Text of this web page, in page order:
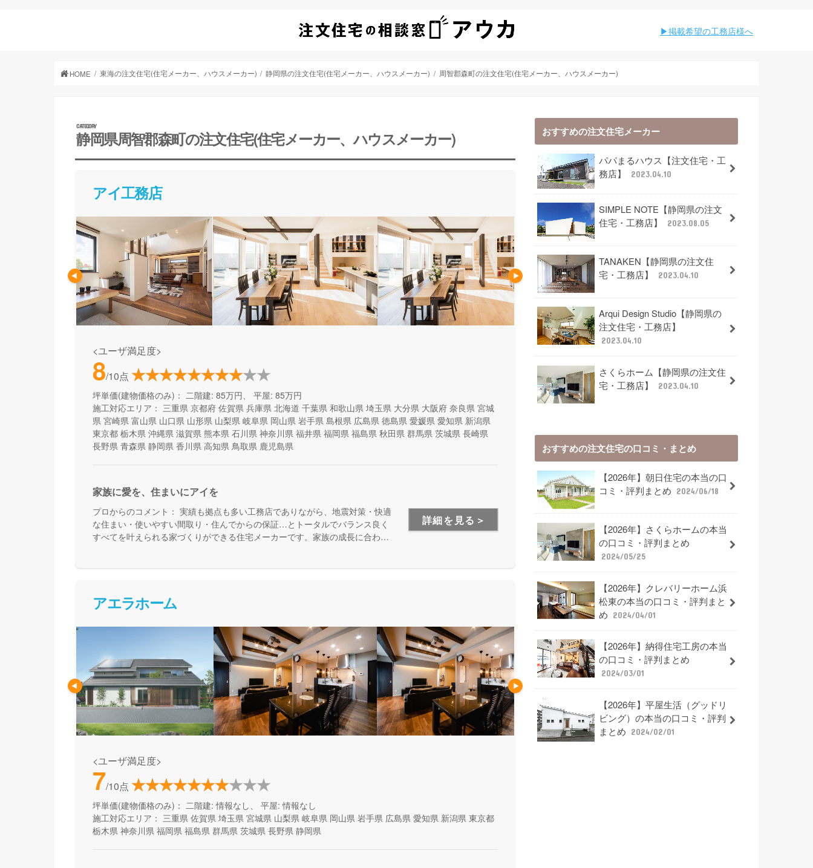
︎︎掲載希望の工務店様へ
HOME 東海の注文住宅(住宅メーカー、ハウスメーカー) 静岡県の注文住宅(住宅メーカー、ハウスメーカー) 周智郡森町の注文住宅(住宅メーカー、ハウスメーカー)
静岡県周智郡森町の注文住宅(住宅メーカー、ハウスメーカー)
アイ工務店
<ユーザ満足度>
8/10点
坪単価(建物価格のみ)： 二階建: 85万円、 平屋: 85万円
施工対応エリア： 三重県 京都府 佐賀県 兵庫県 北海道 千葉県 和歌山県 埼玉県 大分県 大阪府 奈良県 宮城
県 宮崎県 富山県 山口県 山形県 山梨県 岐阜県 岡山県 岩手県 島根県 広島県 徳島県 愛媛県 愛知県 新潟県
東京都 栃木県 沖縄県 滋賀県 熊本県 石川県 神奈川県 福井県 福岡県 福島県 秋田県 群馬県 茨城県 長崎県
長野県 青森県 静岡県 香川県 高知県 鳥取県 鹿児島県
家族に愛を、住まいにアイを
プロからのコメント： 実績も拠点も多い工務店でありながら、地震対策・快適
な住まい・使いやすい間取り・住んでからの保証…とトータルでバランス良く
すべてを叶えられる家づくりができる住宅メーカーです。家族の成長に合わせ
詳細を見る＞
アエラホーム
<ユーザ満足度>
7/10点
坪単価(建物価格のみ)： 二階建: 情報なし、 平屋: 情報なし
施工対応エリア： 三重県 佐賀県 埼玉県 宮城県 山梨県 岐阜県 岡山県 岩手県 広島県 愛知県 新潟県 東京都
栃木県 神奈川県 福岡県 福島県 群馬県 茨城県 長野県 静岡県
おすすめの注文住宅メーカー
パパまるハウス【注文住宅・工
務店】
2023.04.10
SIMPLE NOTE【静岡県の注文
住宅・工務店】
2023.08.05
TANAKEN【静岡県の注文住
宅・工務店】
2023.04.10
Arqui Design Studio【静岡県の
注文住宅・工務店】
2023.04.10
さくらホーム【静岡県の注文住
宅・工務店】
2023.04.10
おすすめの注文住宅の口コミ・まとめ
【2026年】朝日住宅の本当の口
コミ・評判まとめ
2024/06/18
【2026年】さくらホームの本当
の口コミ・評判まとめ
2024/05/25
【2026年】クレバリーホーム浜
松東の本当の口コミ・評判まと
め
2024/04/01
【2026年】納得住宅工房の本当
の口コミ・評判まとめ
2024/03/01
【2026年】平屋生活（グッドリ
ビング）の本当の口コミ・評判
まとめ
2024/02/01